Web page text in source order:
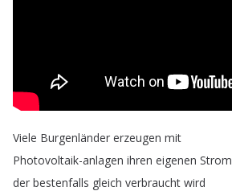
Viele Burgenländer erzeugen mit
Photovoltaik-anlagen ihren eigenen Strom
der bestenfalls gleich verbraucht wird